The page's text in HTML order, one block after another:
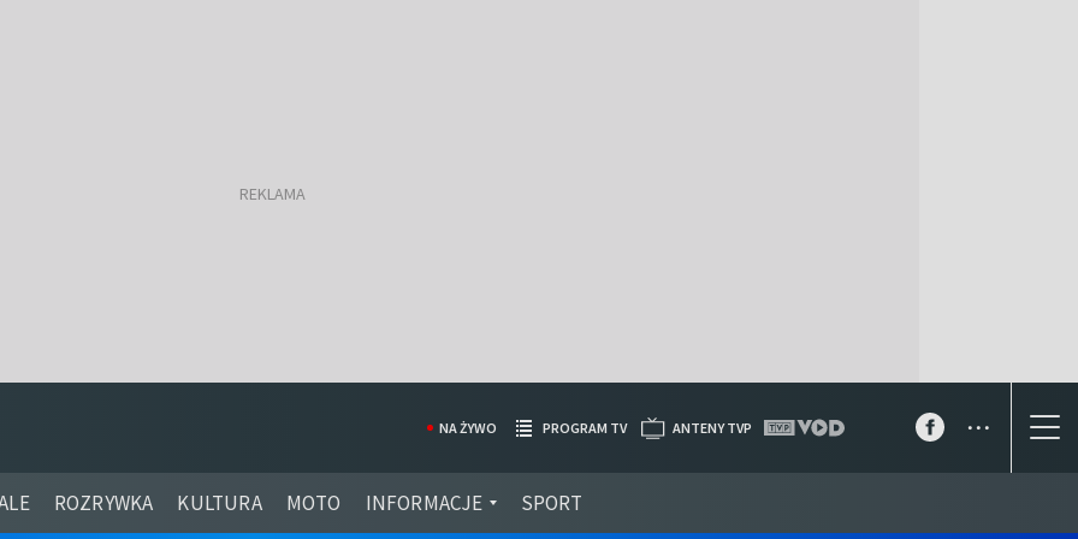
ROZRYWKA KULTURA MOTO INFORMACJE SPORT
NA ŻYWO PROGRAM TV ANTENY TVP ...